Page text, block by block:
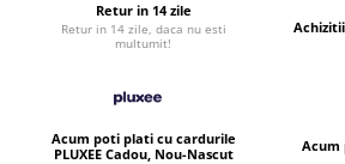
Retur in 14 zile
Retur in 14 zile, daca nu esti
multumit!
Achizitii
Acum poti plati cu cardurile
PLUXEE Cadou, Nou-Nascut
Acum